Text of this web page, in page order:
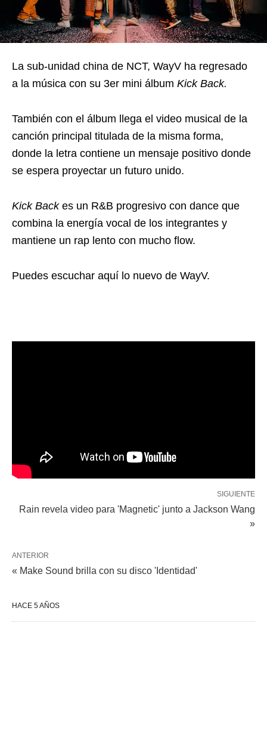
La sub-unidad china de NCT, WayV ha regresado
a la música con su 3er mini álbum Kick Back.
También con el álbum llega el video musical de la
canción principal titulada de la misma forma,
donde la letra contiene un mensaje positivo donde
se espera proyectar un futuro unido.
Kick Backes un R&B progresivo con dance que
combina la energía vocal de los integrantes y
mantiene un rap lento con mucho flow.
Puedes escuchar aquí lo nuevo de WayV.
SIGUIENTE
Rain revela video para 'Magnetic' junto a Jackson Wang
»
ANTERIOR
« Make Sound brilla con su disco 'Identidad'
HACE 5 AÑOS